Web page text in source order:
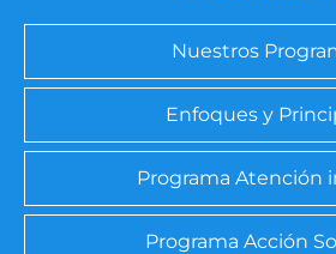
Nuestros
Enfoques y
Programa Atención
Programa Acción